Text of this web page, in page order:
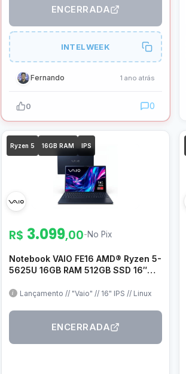
ENCERRADA
INTELWEEK
Fernando 1 ano atrás
0 0
Ryzen 5 16GB RAM IPS
R$ 3.099,00- No Pix
Notebook VAIO FE16 AMD® Ryzen 5-
5625U 16GB RAM 512GB SSD 16″
Grafite – VJFE69F11X-B0711H
Lançamento // "Vaio" // 16" IPS // Linux
ENCERRADA